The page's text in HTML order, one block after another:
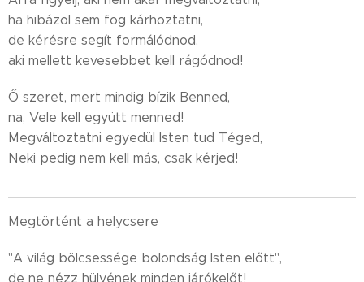
ha hibázol sem fog kárhoztatni,
de kérésre segít formálódnod,
aki mellett kevesebbet kell rágódnod!
Ő szeret, mert mindig bízik Benned,
na, Vele kell együtt menned!
Megváltoztatni egyedül Isten tud Téged,
Neki pedig nem kell más, csak kérjed!
Megtörtént a helycsere
"A világ bölcsessége bolondság Isten előtt",
de ne nézz hülyének minden járókelőt!